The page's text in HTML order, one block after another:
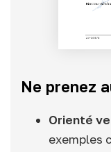
Ne prenez
Orienté
exemples